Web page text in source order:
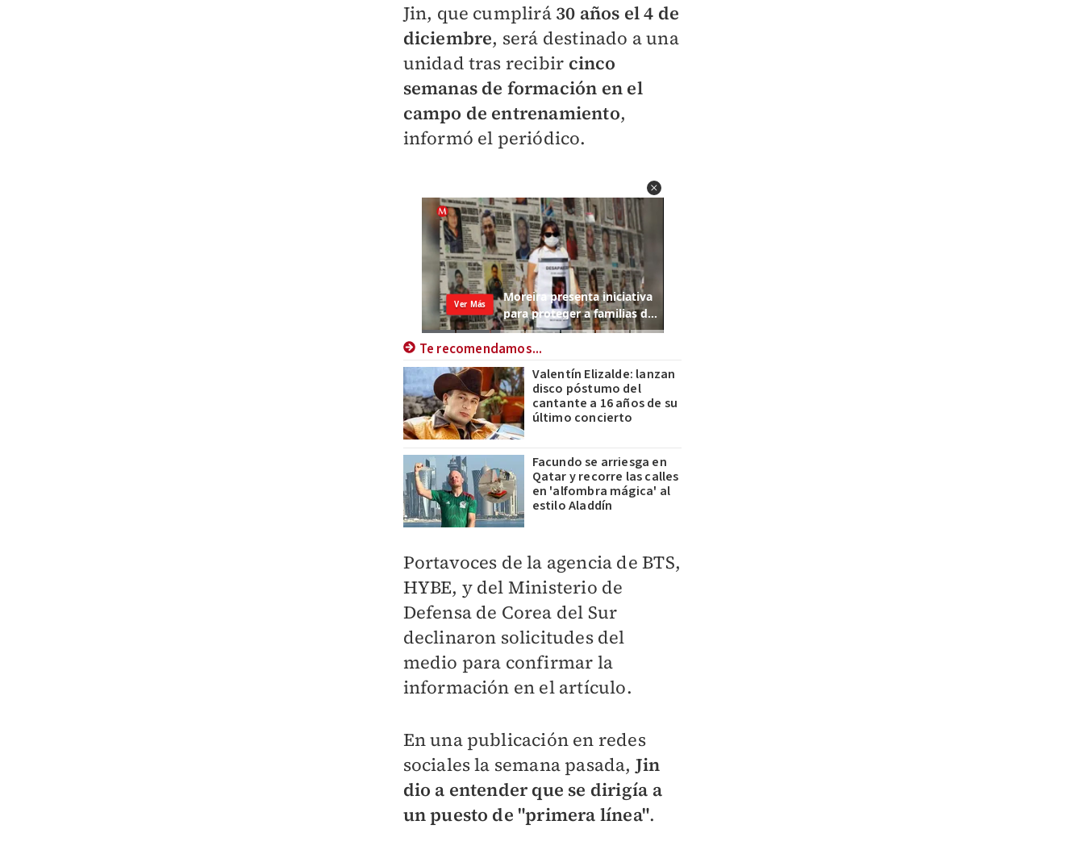
Jin, que cumplirá 30 años el 4 de
diciembre, será destinado a una
unidad tras recibir cinco
semanas de formación en el
campo de entrenamiento,
informó el periódico.
Te recomendamos...
Valentín Elizalde: lanzan
disco póstumo del
cantante a 16 años de su
último concierto
Facundo se arriesga en
Qatar y recorre las calles
en 'alfombra mágica' al
estilo Aladdín
Portavoces de la agencia de BTS,
HYBE, y del Ministerio de
Defensa de Corea del Sur
declinaron solicitudes del
medio para confirmar la
información en el artículo.
En una publicación en redes
sociales la semana pasada, Jin
dio a entender que se dirigía a
un puesto de "primera línea".